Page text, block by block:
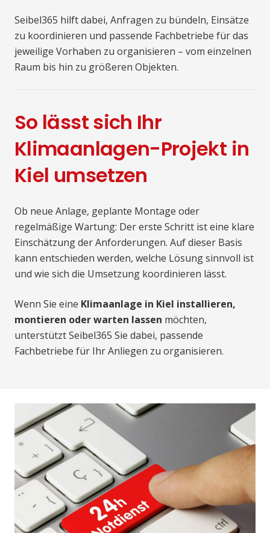
Seibel365 hilft dabei, Anfragen zu bündeln, Einsätze
zu koordinieren und passende Fachbetriebe für das
jeweilige Vorhaben zu organisieren – vom einzelnen
Raum bis hin zu größeren Objekten.
So lässt sich Ihr
Klimaanlagen-Projekt in
Kiel umsetzen
Ob neue Anlage, geplante Montage oder
regelmäßige Wartung: Der erste Schritt ist eine klare
Einschätzung der Anforderungen. Auf dieser Basis
kann entschieden werden, welche Lösung sinnvoll ist
und wie sich die Umsetzung koordinieren lässt.
Wenn Sie eine Klimaanlage in Kiel installieren,
montieren oder warten lassen möchten,
unterstützt Seibel365 Sie dabei, passende
Fachbetriebe für Ihr Anliegen zu organisieren.